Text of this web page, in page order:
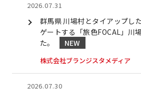
2026.07.31
群馬県 川場村とタイアップし
ゲートする「旅色FOCAL」川
た。
株式会社ブランジスタメディア
2026.07.30